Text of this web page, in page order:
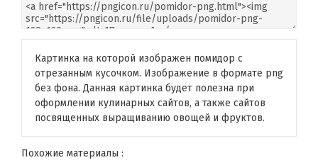
Картинка на которой изображен помидор с
отрезанным кусочком. Изображение в формате png
без фона. Данная картинка будет полезна при
оформлении кулинарных сайтов, а также сайтов
посвященных выращиванию овощей и фруктов.
Похожие материалы :